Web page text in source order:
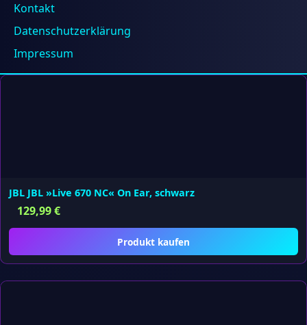
Kontakt
Datenschutzerklärung
Impressum
179,99€
Produkt kaufen
JBL JBL »Live 670 NC« On Ear, schwarz
129,99€
Produkt kaufen